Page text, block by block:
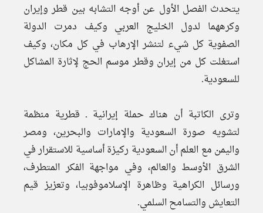
يتحدث الفصل الأول عن أوجه التشابه بين قطر وإيران
وكرههما لدول الخليج العربي وكيف دمرت الدولة
الصفوية كل شيء لتنشر الإرهاب في كل مكان، وكيف
استغلت كل من إيران وقطر موسم الحج لإثارة المشاكل
للسعودية.
وترى الكاتبة أن هناك حملة إيرانية ـ قطرية منظمة
لتشويه صورة السعودية والإمارات والبحرين، ومصر
واليمن مع العلم أن السعودية ركيزة أساسية للاستقرار في
الشرق الأوسط والعالم، وفي مواجهة الفكر المتطرف،
ورسائل الكراهية وظاهرة الإسلاموفوبيا، وتعزيز قيم
التعايش والتسامح السلمي.